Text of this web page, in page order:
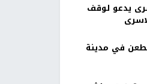
يدعو لوقف
في مدينة